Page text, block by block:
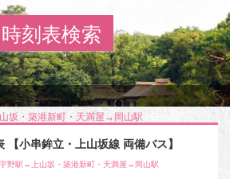
時刻表検索
坂・築港新町・天満屋→岡山駅
【小串鉾立・上山坂線 両備バス】
宇野駅→上山坂・築港新町・天満屋→岡山駅